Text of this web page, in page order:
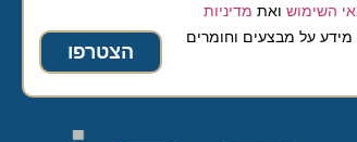
ואת מדיניות
על מבצעים וחומרים
הצטרפו